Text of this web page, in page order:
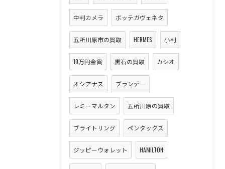
中判カメラ ボッテガヴェネタ
五所川原市の買取 HERMES 小判
10万円金貨 黒石の買取 カシオ
オシアナス ブランデー
レミーマルタン 五所川原の買取
ブライトリング ペンタックス
ジッピーウォレット HAMILTON